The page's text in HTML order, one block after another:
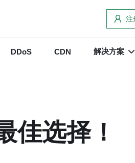
注
DDoS CDN 解决方案
佳选择！